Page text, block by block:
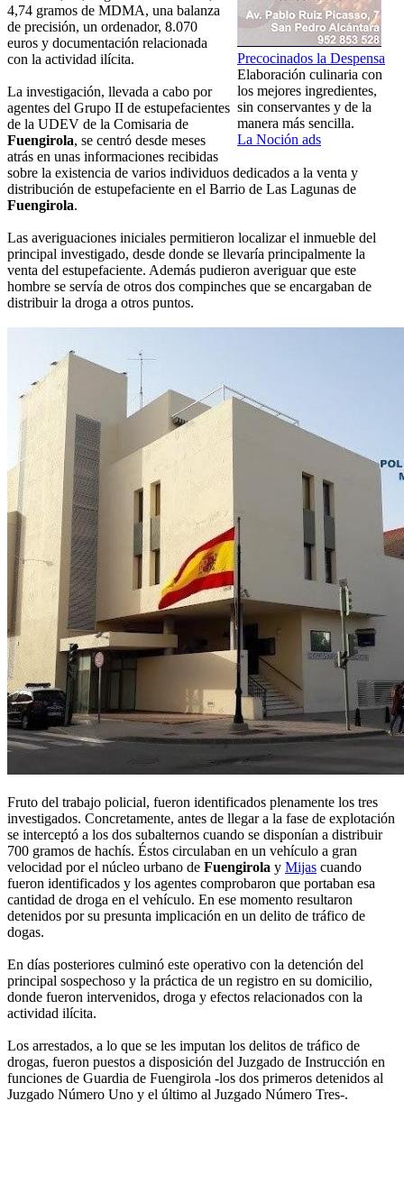
Precocinados la Despensa
Elaboración culinaria con
los mejores ingredientes,
sin conservantes y de la
manera más sencilla.
La Noción ads
4,74 gramos de MDMA, una balanza
de precisión, un ordenador, 8.070
euros y documentación relacionada
con la actividad ilícita.
La investigación, llevada a cabo por
agentes del Grupo II de estupefacientes
de la UDEV de la Comisaria de
Fuengirola, se centró desde meses
atrás en unas informaciones recibidas
sobre la existencia de varios individuos dedicados a la venta y
distribución de estupefaciente en el Barrio de Las Lagunas de
Fuengirola.
Las averiguaciones iniciales permitieron localizar el inmueble del
principal investigado, desde donde se llevaría principalmente la
venta del estupefaciente. Además pudieron averiguar que este
hombre se servía de otros dos compinches que se encargaban de
distribuir la droga a otros puntos.
Fruto del trabajo policial, fueron identificados plenamente los tres
investigados. Concretamente, antes de llegar a la fase de explotación
se interceptó a los dos subalternos cuando se disponían a distribuir
700 gramos de hachís. Éstos circulaban en un vehículo a gran
velocidad por el núcleo urbano de Fuengirola y Mijas cuando
fueron identificados y los agentes comprobaron que portaban esa
cantidad de droga en el vehículo. En ese momento resultaron
detenidos por su presunta implicación en un delito de tráfico de
dogas.
En días posteriores culminó este operativo con la detención del
principal sospechoso y la práctica de un registro en su domicilio,
donde fueron intervenidos, droga y efectos relacionados con la
actividad ilícita.
Los arrestados, a lo que se les imputan los delitos de tráfico de
drogas, fueron puestos a disposición del Juzgado de Instrucción en
funciones de Guardia de Fuengirola -los dos primeros detenidos al
Juzgado Número Uno y el último al Juzgado Número Tres-.